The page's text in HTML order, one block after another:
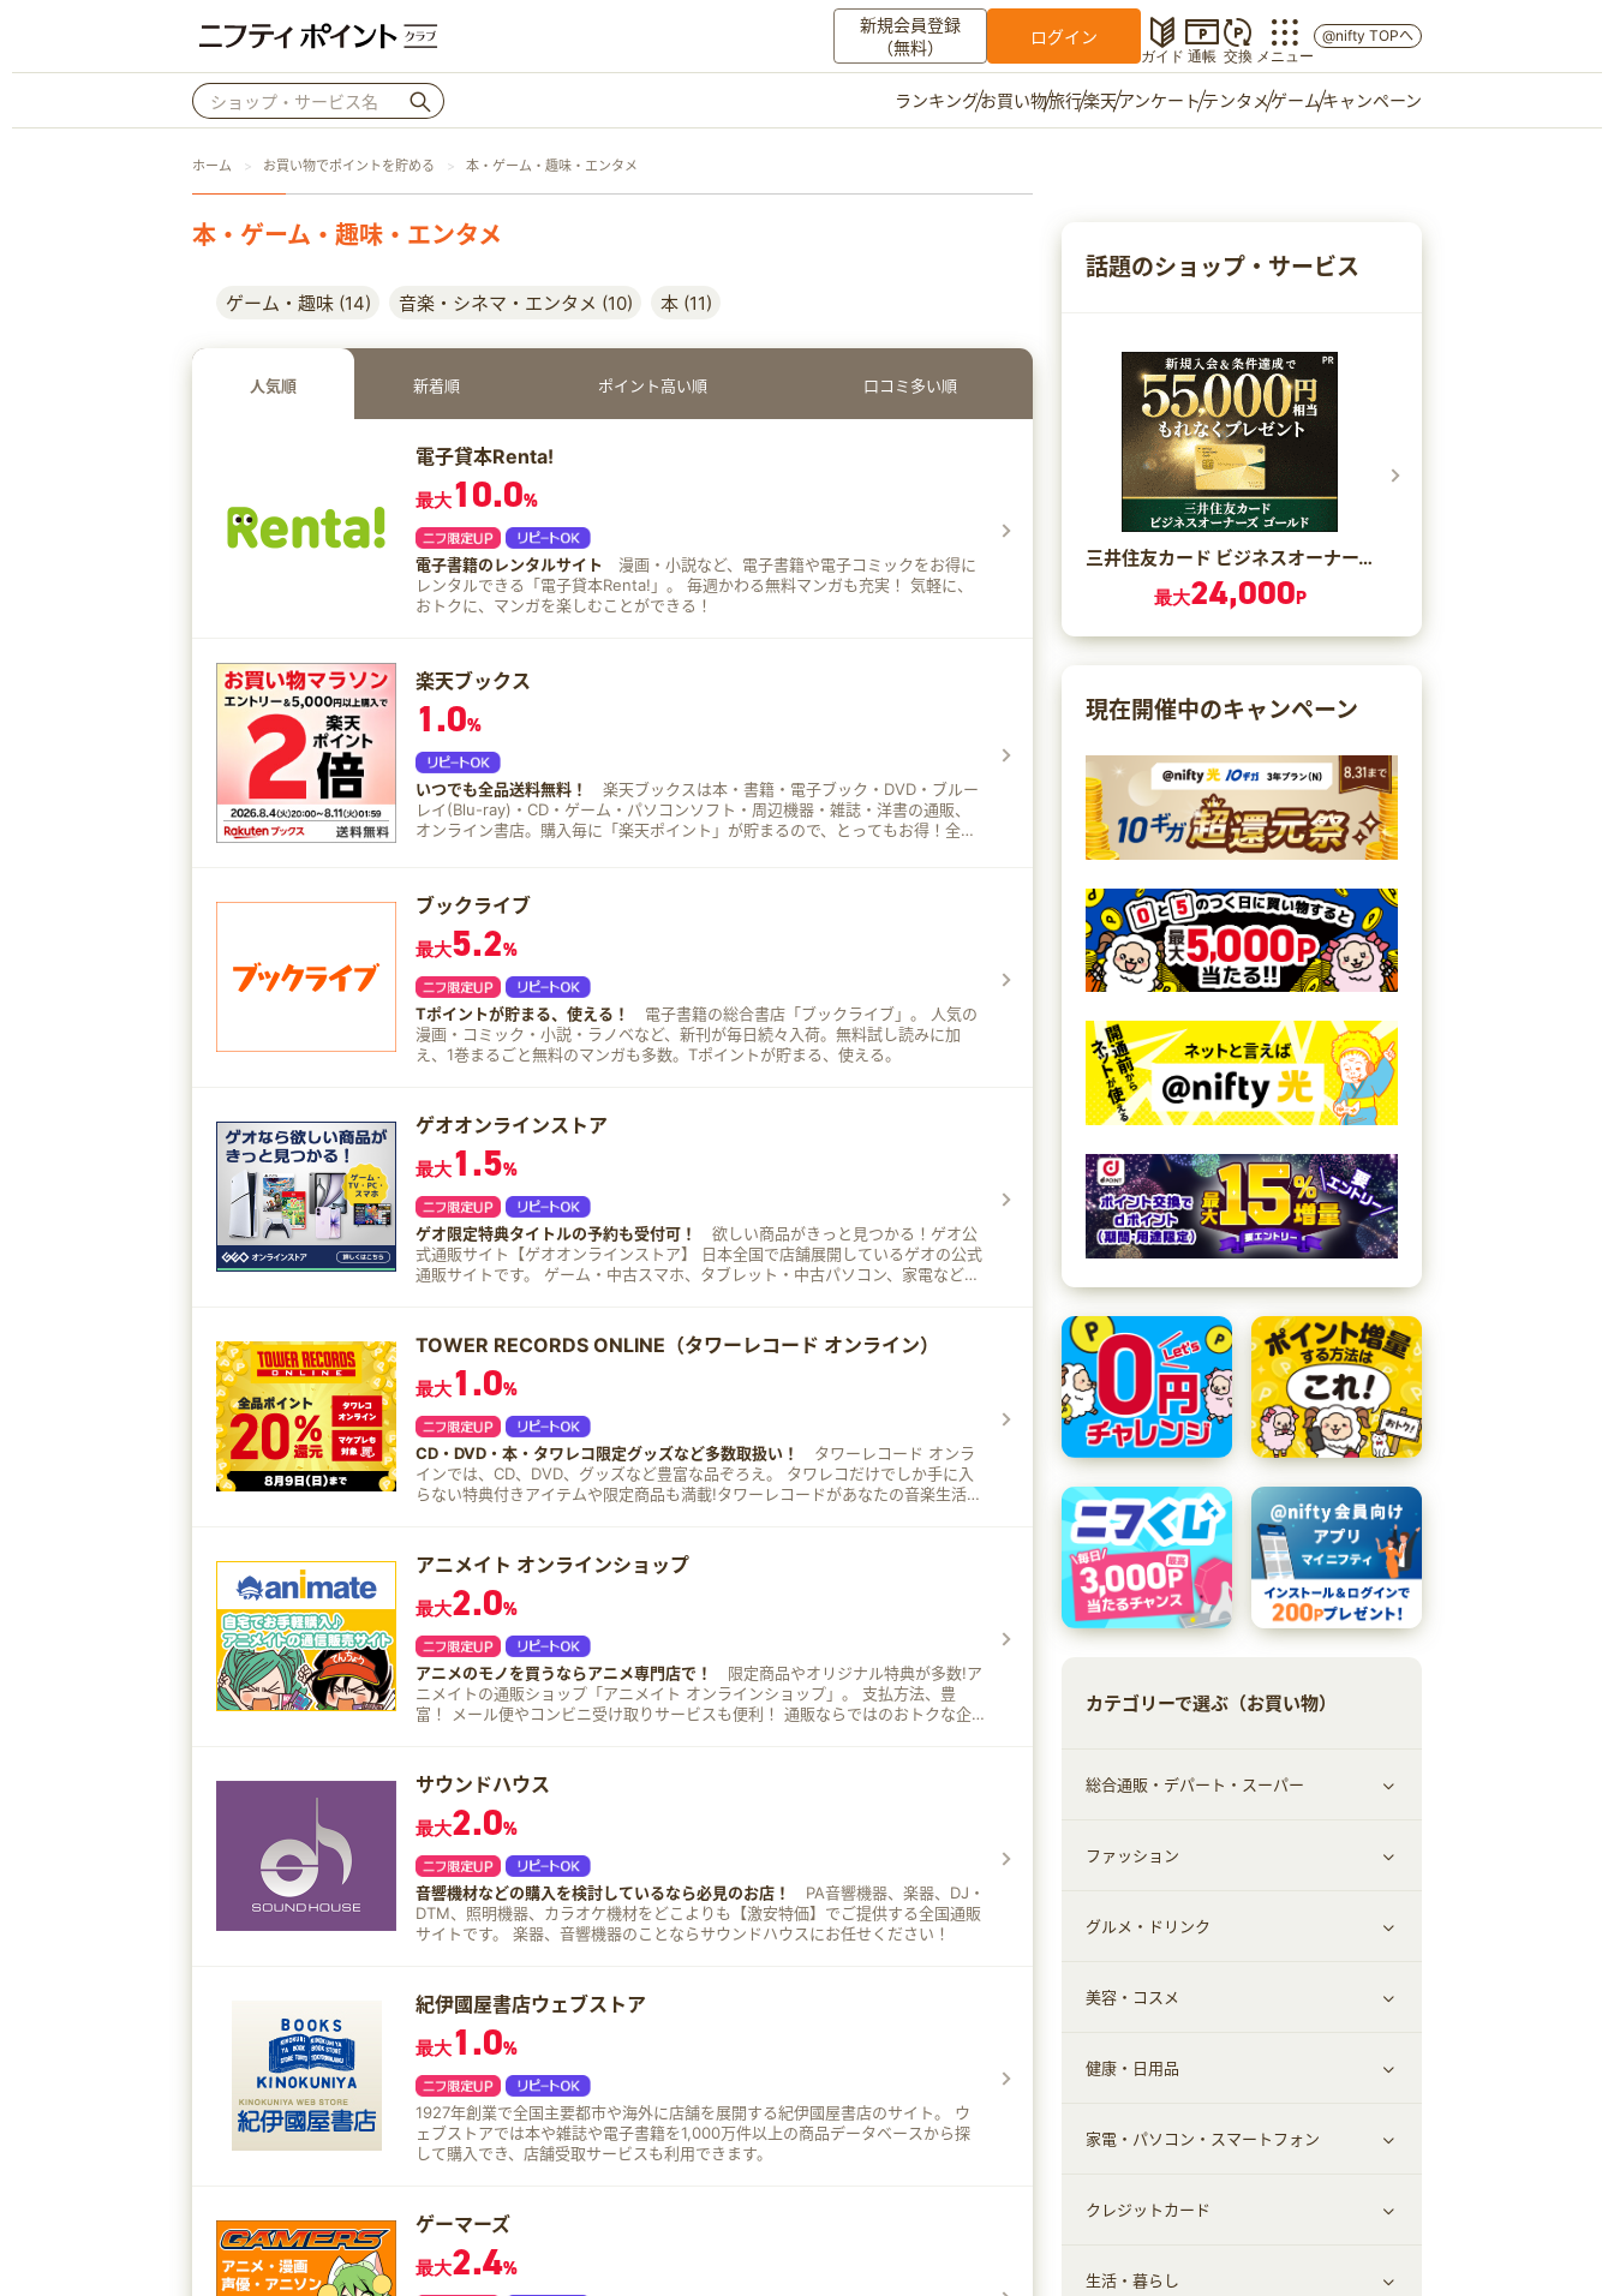
新規会員登録
（無料）
ログイン
ガイド 通帳 交換 メニュー
ポイント通帳 ポイント交換 登録情報
お知らせ
初心者ガイド
よくある質問
お問い合わせ
@nifty TOPへ
ランキングお買い物旅行楽天アンケートテンタメゲームキャンペーン
ホーム お買い物でポイントを貯める 本・ゲーム・趣味・エンタメ
本・ゲーム・趣味・エンタメ
ゲーム・趣味 (14) 音楽・シネマ・エンタメ (10) 本 (11)
人気順 新着順 ポイント高い順 口コミ多い順
電子貸本Renta!
最大10.0%
電子書籍のレンタルサイト
漫画・小説など、電子書籍や電子コミックをお得に
レンタルできる「電子貸本Renta!」。 毎週かわる無料マンガも充実！ 気軽に、
おトクに、マンガを楽しむことができる！
楽天ブックス
1.0%
いつでも全品送料無料！
楽天ブックスは本・書籍・電子ブック・DVD・ブルー
レイ(Blu-ray)・CD・ゲーム・パソコンソフト・周辺機器・雑誌・洋書の通販、
オンライン書店。購入毎に「楽天ポイント」が貯まるので、とってもお得！全品
ブックライブ
最大5.2%
Tポイントが貯まる、使える！
電子書籍の総合書店「ブックライブ」。 人気の
漫画・コミック・小説・ラノベなど、新刊が毎日続々入荷。無料試し読みに加
え、1巻まるごと無料のマンガも多数。Tポイントが貯まる、使える。
ゲオオンラインストア
最大1.5%
ゲオ限定特典タイトルの予約も受付可！
欲しい商品がきっと見つかる！ゲオ公
式通販サイト【ゲオオンラインストア】 日本全国で店舗展開しているゲオの公式
通販サイトです。 ゲーム・中古スマホ、タブレット・中古パソコン、家電などの
トアでのお買い物を楽しもう！
TOWER RECORDS ONLINE（タワーレコード オンライン）
最大1.0%
CD・DVD・本・タワレコ限定グッズなど多数取扱い！
タワーレコード オンラ
インでは、CD、DVD、グッズなど豊富な品ぞろえ。 タワレコだけでしか手に入
らない特典付きアイテムや限定商品も満載!タワーレコードがあなたの音楽生活を
アニメイト オンラインショップ
最大2.0%
アニメのモノを買うならアニメ専門店で！
限定商品やオリジナル特典が多数!ア
ニメイトの通販ショップ「アニメイト オンラインショップ」。 支払方法、豊
富！ メール便やコンビニ受け取りサービスも便利！ 通販ならではのおトクな企
サウンドハウス
最大2.0%
音響機材などの購入を検討しているなら必見のお店！
PA音響機器、楽器、DJ・
DTM、照明機器、カラオケ機材をどこよりも【激安特価】でご提供する全国通販
サイトです。 楽器、音響機器のことならサウンドハウスにお任せください！
紀伊國屋書店ウェブストア
最大1.0%
1927年創業で全国主要都市や海外に店舗を展開する紀伊國屋書店のサイト。 ウ
ェブストアでは本や雑誌や電子書籍を1,000万件以上の商品データベースから探
して購入でき、店舗受取サービスも利用できます。
ゲーマーズ
最大2.4%
話題のショップ・サービス
三井住友カード ビジネスオーナーズ ゴールド（カード発行）
最大24,000P
現在開催中のキャンペーン
カテゴリーで選ぶ（お買い物）
総合通販・デパート・スーパー
すべて見る
総合通販
デパート・スーパー
ファッション
すべて見る
ファッション
インナー・下着
靴・フットウェア
小物・かばん
スーツ・フォーマル
グルメ・ドリンク
すべて見る
グルメ
ドリンク
お酒
食材宅配
美容・コスメ
すべて見る
スキンケア
メイクアップ
ヘアケア
健康・日用品
すべて見る
健康食品｜青汁・飲料
健康食品｜乳酸菌・ケフィア
家電・パソコン・スマートフォン
すべて見る
家電・パソコン・ソフトウェア
クレジットカード
すべて見る
生活・暮らし